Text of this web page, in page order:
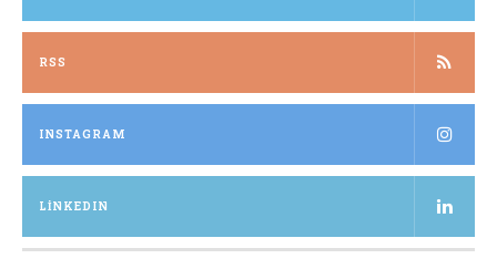
RSS
INSTAGRAM
LINKEDIN